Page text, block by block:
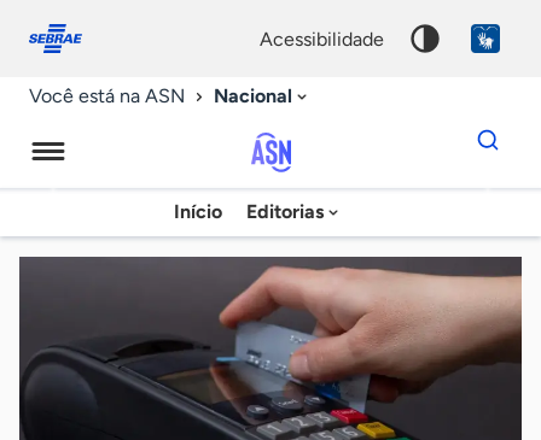
conosco
acessibilidade
Você está na ASN Nacional
Agência
Sebrae
de
Notícias
Início Editorias
Dados
para
chave